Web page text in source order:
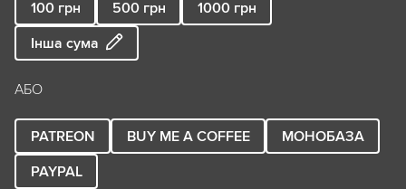
100 грн 500 грн 1000 грн
Інша сума
АБО
PATREON BUY ME A COFFEE
МОНОБАЗА
PAYPAL